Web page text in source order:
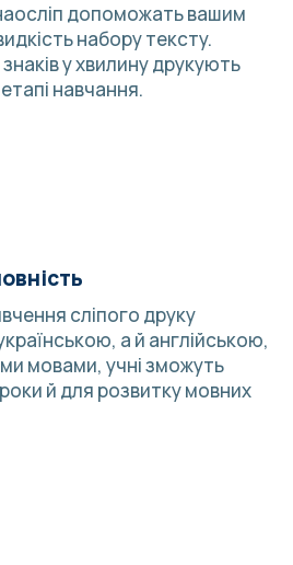
допоможать вашим
набору тексту.
знаків у хвилину друкують
навчання.
сліпого друку
а й англійською,
мовами, учні зможуть
й для розвитку мовних